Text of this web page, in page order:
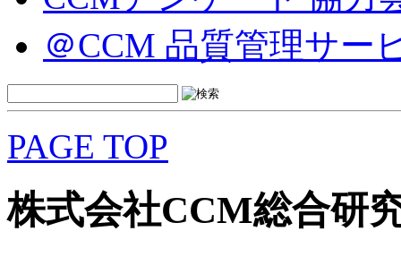
＠CCM 品質管理サー
PAGE TOP
株式会社CCM総合研